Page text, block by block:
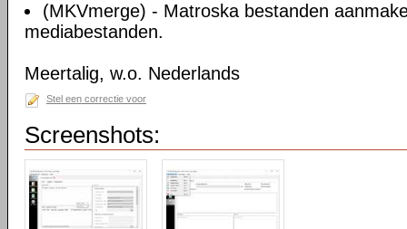
(MKVmerge) - Matroska bestanden
mediabestanden.
Meertalig, w.o. Nederlands
Stel een correctie voor
Screenshots: